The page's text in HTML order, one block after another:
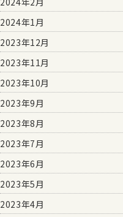
2024年1月
2023年12月
2023年11月
2023年10月
2023年9月
2023年8月
2023年7月
2023年6月
2023年5月
2023年4月